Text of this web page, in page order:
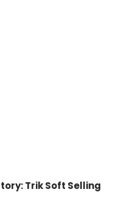
Trik Soft Selling